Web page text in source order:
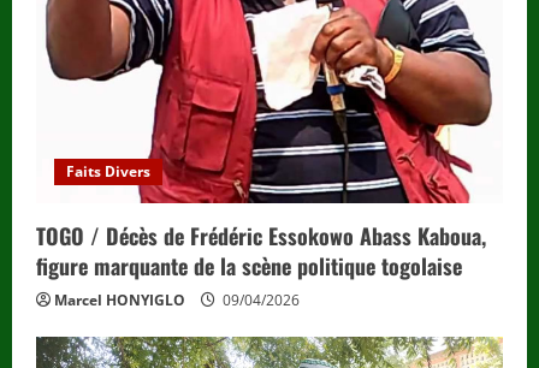
Faits Divers
TOGO / Décès de Frédéric Essokowo Abass Kaboua,
figure marquante de la scène politique togolaise
Marcel HONYIGLO 09/04/2026